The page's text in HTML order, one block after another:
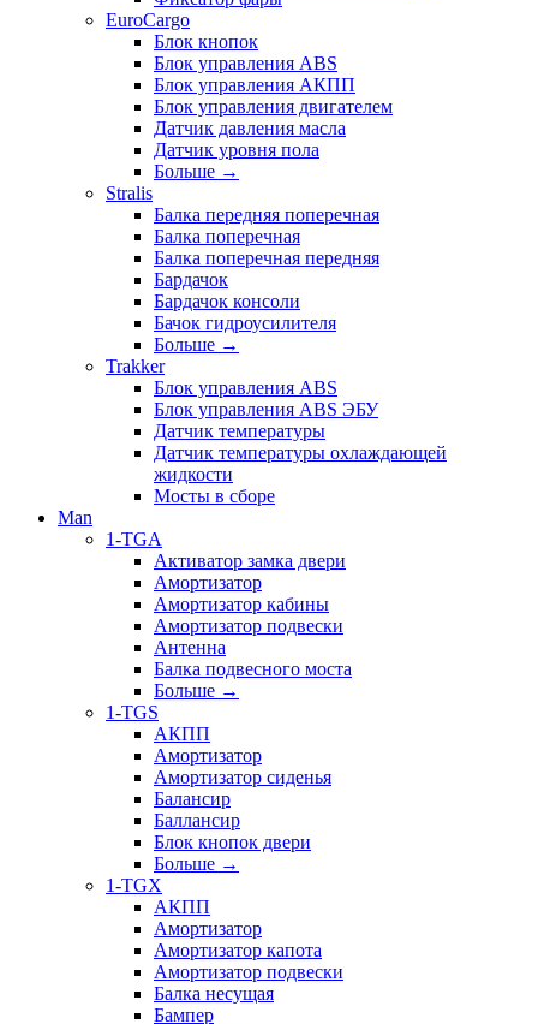
EuroCargo
Блок кнопок
Блок управления ABS
Блок управления АКПП
Блок управления двигателем
Датчик давления масла
Датчик уровня пола
Больше →
Stralis
Балка передняя поперечная
Балка поперечная
Балка поперечная передняя
Бардачок
Бардачок консоли
Бачок гидроусилителя
Больше →
Trakker
Блок управления ABS
Блок управления ABS ЭБУ
Датчик температуры
Датчик температуры охлаждающей
жидкости
Мосты в сборе
Man
1-TGA
Активатор замка двери
Амортизатор
Амортизатор кабины
Амортизатор подвески
Антенна
Балка подвесного моста
Больше →
1-TGS
АКПП
Амортизатор
Амортизатор сиденья
Балансир
Баллансир
Блок кнопок двери
Больше →
1-TGX
АКПП
Амортизатор
Амортизатор капота
Амортизатор подвески
Балка несущая
Бампер